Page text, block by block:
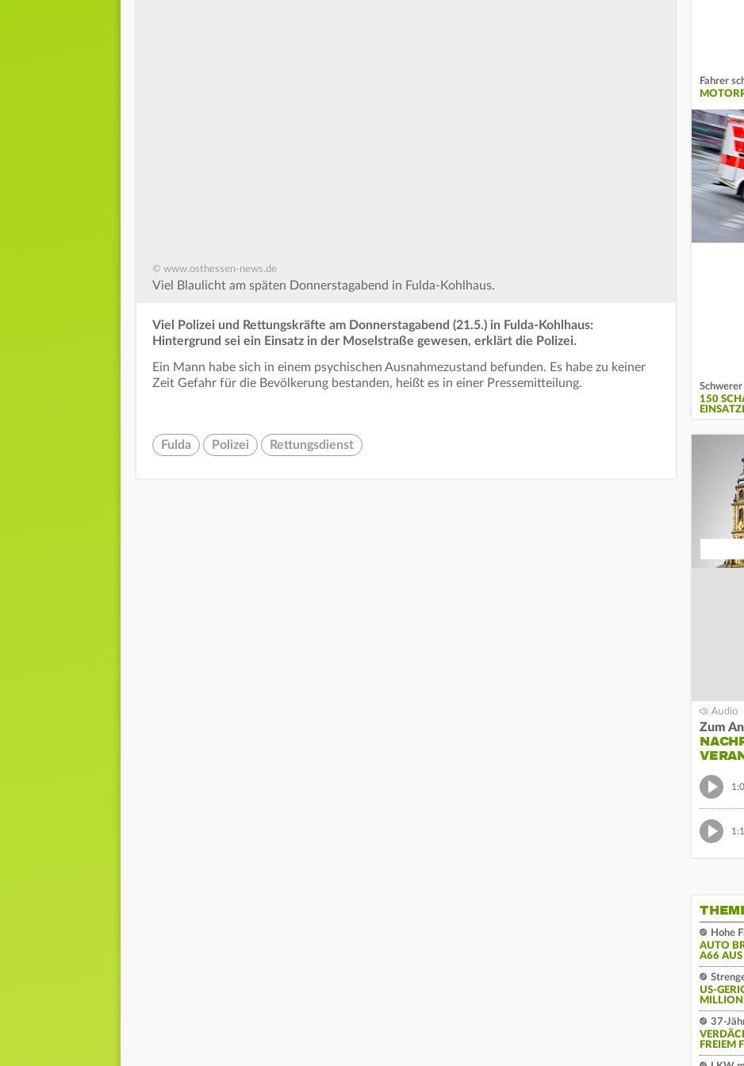
© www.osthessen-news.de
Viel Blaulicht am späten Donnerstagabend in Fulda-Kohlhaus.
Viel Polizei und Rettungskräfte am Donnerstagabend (21.5.) in Fulda-Kohlhaus:
Hintergrund sei ein Einsatz in der Moselstraße gewesen, erklärt die Polizei.
Ein Mann habe sich in einem psychischen Ausnahmezustand befunden. Es habe zu keiner
Zeit Gefahr für die Bevölkerung bestanden, heißt es in einer Pressemitteilung.
Fulda Polizei Rettungsdienst
Fahrer
Schwerer
150
Zum
Hohe
AUTO
A66 AUS
US-
37-
FREIEM